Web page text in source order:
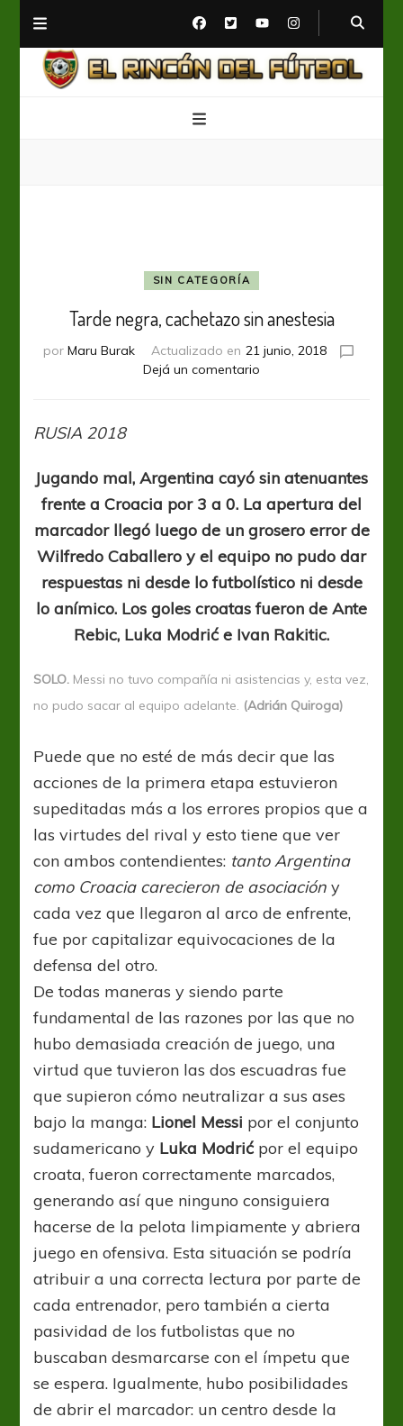
SIN CATEGORÍA
Tarde negra, cachetazo sin anestesia
por Maru Burak Actualizado en 21 junio, 2018
Dejá un comentario
RUSIA 2018
Jugando mal, Argentina cayó sin atenuantes
frente a Croacia por 3 a 0. La apertura del
marcador llegó luego de un grosero error de
Wilfredo Caballero y el equipo no pudo dar
respuestas ni desde lo futbolístico ni desde
lo anímico. Los goles croatas fueron de Ante
Rebic, Luka Modrić e Ivan Rakitic.
SOLO. Messi no tuvo compañía ni asistencias y, esta vez,
no pudo sacar al equipo adelante. (Adrián Quiroga)
Puede que no esté de más decir que las
acciones de la primera etapa estuvieron
supeditadas más a los errores propios que a
las virtudes del rival y esto tiene que ver
con ambos contendientes: tanto Argentina
como Croacia carecieron de asociación y
cada vez que llegaron al arco de enfrente,
fue por capitalizar equivocaciones de la
defensa del otro.
De todas maneras y siendo parte
fundamental de las razones por las que no
hubo demasiada creación de juego, una
virtud que tuvieron las dos escuadras fue
que supieron cómo neutralizar a sus ases
bajo la manga: Lionel Messi por el conjunto
sudamericano y Luka Modrićpor el equipo
croata, fueron correctamente marcados,
generando así que ninguno consiguiera
hacerse de la pelota limpiamente y abriera
juego en ofensiva. Esta situación se podría
atribuir a una correcta lectura por parte de
cada entrenador, pero también a cierta
pasividad de los futbolistas que no
buscaban desmarcarse con el ímpetu que
se espera. Igualmente, hubo posibilidades
de abrir el marcador: un centro desde la